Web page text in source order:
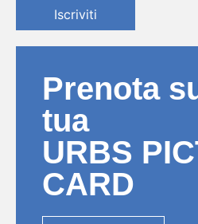
Iscriviti
Prenota
tua
URBS
CARD